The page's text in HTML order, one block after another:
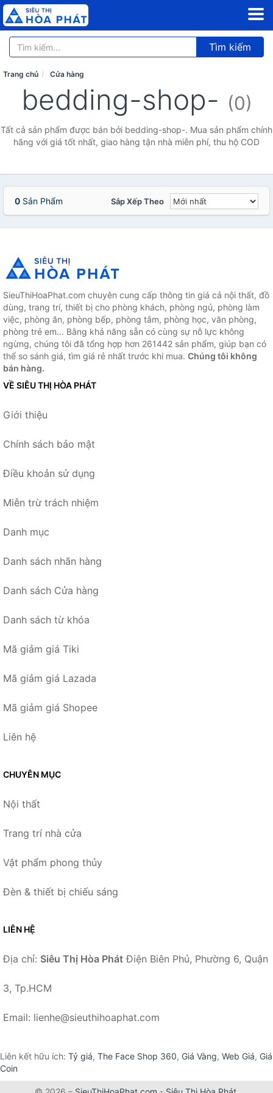
Tìm kiếm
Trang chủ Cửa hàng
bedding-shop- (0)
Tất cả sản phẩm được bán bởi bedding-shop-. Mua sản phẩm chính
hãng với giá tốt nhất, giao hàng tận nhà miễn phí, thu hộ COD
0 Sản Phẩm Sắp Xếp Theo
SieuThiHoaPhat.com chuyên cung cấp thông tin giá cả nội thất, đồ
dùng, trang trí, thiết bị cho phòng khách, phòng ngủ, phòng làm
việc, phòng ăn, phòng bếp, phòng tắm, phòng học, văn phòng,
phòng trẻ em... Bằng khả năng sẵn có cùng sự nỗ lực không
ngừng, chúng tôi đã tổng hợp hơn 261442 sản phẩm, giúp bạn có
thể so sánh giá, tìm giá rẻ nhất trước khi mua. Chúng tôi không
bán hàng.
VỀ SIÊU THỊ HÒA PHÁT
Giới thiệu
Chính sách bảo mật
Điều khoản sử dụng
Miễn trừ trách nhiệm
Danh mục
Danh sách nhãn hàng
Danh sách Cửa hàng
Danh sách từ khóa
Mã giảm giá Tiki
Mã giảm giá Lazada
Mã giảm giá Shopee
Liên hệ
CHUYÊN MỤC
Nội thất
Trang trí nhà cửa
Vật phẩm phong thủy
Đèn & thiết bị chiếu sáng
LIÊN HỆ
Địa chỉ: Siêu Thị Hòa Phát Điện Biên Phủ, Phường 6, Quận
3, Tp.HCM
Email: lienhe@sieuthihoaphat.com
Liên kết hữu ích: Tỷ giá, The Face Shop 360, Giá Vàng, Web Giá, Giá
Coin